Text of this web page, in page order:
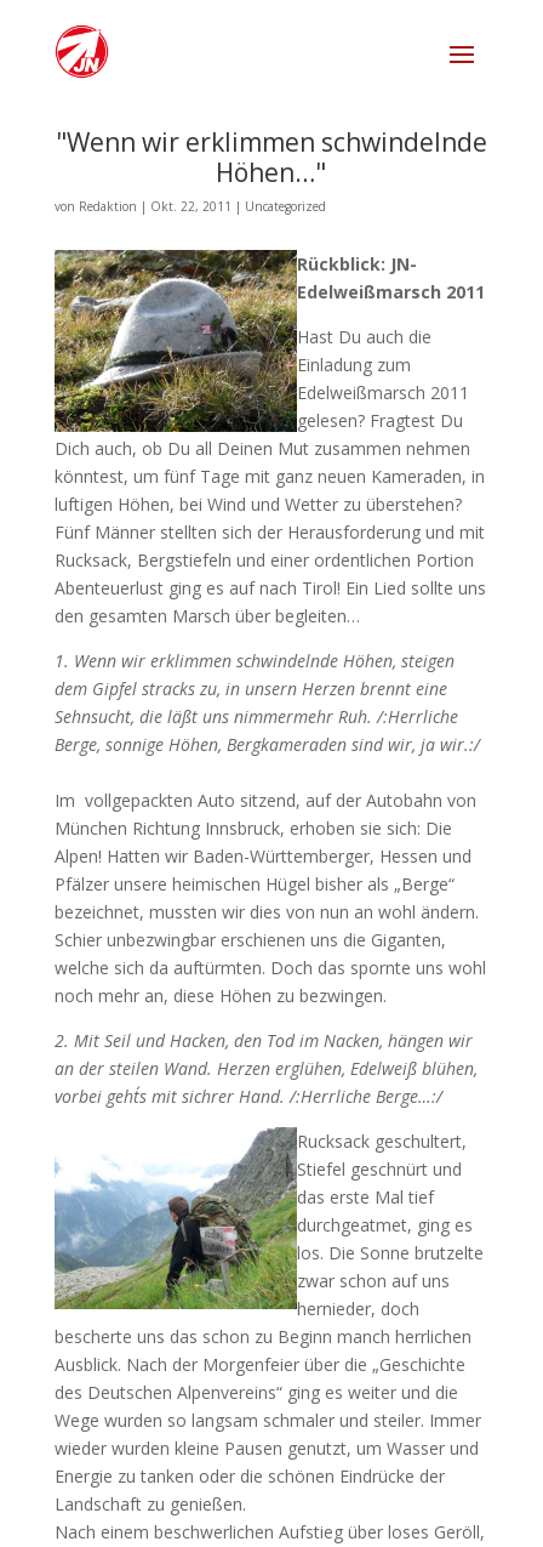
"Wenn wir erklimmen schwindelnde
Höhen…"
von Redaktion | Okt. 22, 2011 | Uncategorized
Rückblick: JN-
Edelweißmarsch 2011
Hast Du auch die
Einladung zum
Edelweißmarsch 2011
gelesen? Fragtest Du
Dich auch, ob Du all Deinen Mut zusammen nehmen
könntest, um fünf Tage mit ganz neuen Kameraden, in
luftigen Höhen, bei Wind und Wetter zu überstehen?
Fünf Männer stellten sich der Herausforderung und mit
Rucksack, Bergstiefeln und einer ordentlichen Portion
Abenteuerlust ging es auf nach Tirol! Ein Lied sollte uns
den gesamten Marsch über begleiten…
1. Wenn wir erklimmen schwindelnde Höhen, steigen
dem Gipfel stracks zu, in unsern Herzen brennt eine
Sehnsucht, die läßt uns nimmermehr Ruh. /:Herrliche
Berge, sonnige Höhen, Bergkameraden sind wir, ja wir.:/
Im vollgepackten Auto sitzend, auf der Autobahn von
München Richtung Innsbruck, erhoben sie sich: Die
Alpen! Hatten wir Baden-Württemberger, Hessen und
Pfälzer unsere heimischen Hügel bisher als „Berge“
bezeichnet, mussten wir dies von nun an wohl ändern.
Schier unbezwingbar erschienen uns die Giganten,
welche sich da auftürmten. Doch das spornte uns wohl
noch mehr an, diese Höhen zu bezwingen.
2. Mit Seil und Hacken, den Tod im Nacken, hängen wir
an der steilen Wand. Herzen erglühen, Edelweiß blühen,
vorbei geht´s mit sichrer Hand. /:Herrliche Berge…:/
Rucksack geschultert,
Stiefel geschnürt und
das erste Mal tief
durchgeatmet, ging es
los. Die Sonne brutzelte
zwar schon auf uns
hernieder, doch
bescherte uns das schon zu Beginn manch herrlichen
Ausblick. Nach der Morgenfeier über die „Geschichte
des Deutschen Alpenvereins“ ging es weiter und die
Wege wurden so langsam schmaler und steiler. Immer
wieder wurden kleine Pausen genutzt, um Wasser und
Energie zu tanken oder die schönen Eindrücke der
Landschaft zu genießen.
Nach einem beschwerlichen Aufstieg über loses Geröll,